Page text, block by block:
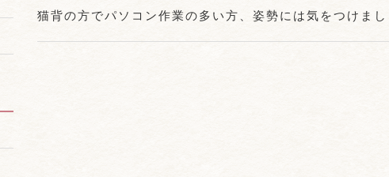
猫背の方でパソコン作業の多い方、姿勢には気をつけま